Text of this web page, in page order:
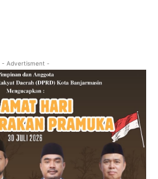
- Advertisment -